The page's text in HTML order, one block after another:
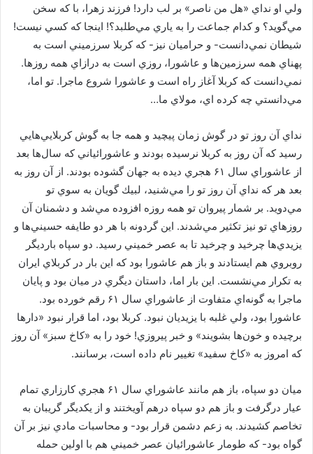
ولي او نداي «هل من ناصر» بر لب دارد! فرزند زهرا، با كه سخن
مي‌گويد؟ و كدام جماعت را به ياري مي‌طلبد؟! اينجا كه كسي نيست!
شيطان نمي‌دانست- و حراميان نيز- كه كربلا سرزميني است به
پهناي همه سرزمين‌ها و عاشورا، روزي است به درازاي همه روزها.
نمي‌دانست كه كربلا آغاز راه است و عاشورا شروع ماجرا. تو اما،
مي‌دانستي چه كرده اي، مولاي ما…
نداي آن روز تو در گوش زمان پيچيد و همه جا به گوش كربلايي‌هايي
رسيد كه آن روز به كربلا نرسيده بودند و عاشورائياني كه سال‌ها بعد
از عاشوراي سال ۶۱ هجري ديده به جهان گشوده بودند. از آن روز به
بعد هر كه نداي آن روز تو را مي‌شنيد، لبيك گويان به سوي تو
مي‌دويد. بر شمار پيروان تو همه روزه افزوده مي‌شد و دشمنان آن
روزهاي تو نيز تكثير مي‌شدند. اين گردونه با هر دو طايفه حسيني‌ها و
يزيدي‌ها چرخيد و چرخيد تا به عصر خميني رسيد. دو سپاه بارديگر
روبروي هم ايستادند و باز هم عاشورا بود كه اين بار در كربلاي ايران
به تكرار مي‌نشست. اين بار اما، داستان ديگري در ميان بود و پايان
ماجرا به گونه‌اي متفاوت از عاشوراي سال ۶۱ رقم خورده بود.
عاشورا بود، ولي غلبه با يزيديان نبود. كربلا بود، اما قرار نبود «دارها
برچيده و خون‌ها بشويند» و خبر پيروزي! خود را به «كاخ سبز» آن روز
كه امروز به «كاخ سفيد» تغيير نام داده است، برسانند.
ميان دو سپاه، باز هم مانند عاشوراي سال ۶۱ هجري كارزاري تمام
عيار درگرفت و باز هم دو سپاه درهم آويختند و از يكديگر گريبان به
تخاصم كشيدند. به زعم دشمن قرار بود- و محاسبات مادي نيز بر آن
گواه بود- كه طومار عاشورائيان عصر خميني هم با اولين حمله